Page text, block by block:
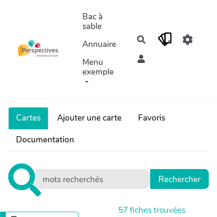
Aller au contenu principal
Bac à
sable
Annuaire
Menu
exemple
Rechercher
Cartes Ajouter une carte
Favoris
Documentation
57 fiches trouvées